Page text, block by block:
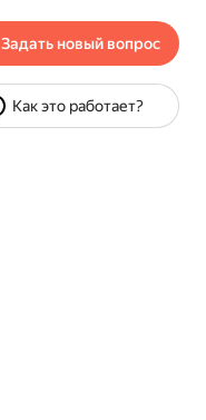
Задать новый вопрос
Как это работает?